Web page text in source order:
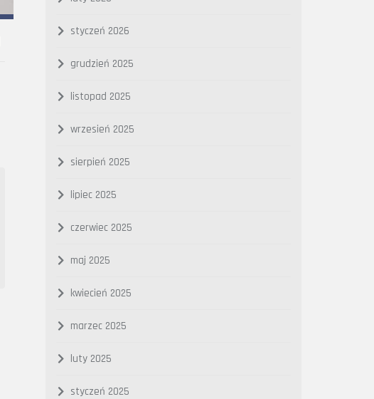
styczeń 2026
grudzień 2025
listopad 2025
wrzesień 2025
sierpień 2025
lipiec 2025
czerwiec 2025
maj 2025
kwiecień 2025
marzec 2025
luty 2025
styczeń 2025